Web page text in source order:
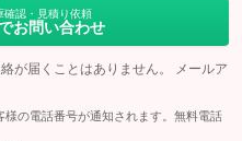
確認・見積り依頼
お問い合わせ
が届くことはありません。 メールア
の電話番号が通知されます。無料電話